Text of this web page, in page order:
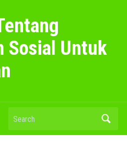
Sosial Untuk
Search